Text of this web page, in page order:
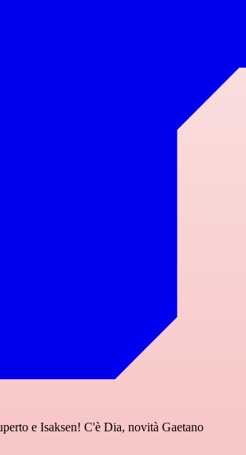
e Isaksen! C'è Dia, novità Gaetano